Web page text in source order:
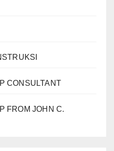
CONSULTANT
FROM JOHN C.